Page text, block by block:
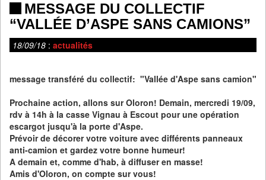
MESSAGE DU COLLECTIF
“VALLÉE D’ASPE SANS CAMIONS”
18/09/18 : actualités
message transféré du collectif: "Vallée d'Aspe sans camion"
Prochaine action, allons sur Oloron! Demain, mercredi 19/09,
rdv à 14h à la casse Vignau à Escout pour une opération
escargot jusqu'à la porte d'Aspe.
Prévoir de décorer votre voiture avec différents panneaux
anti-camion et gardez votre bonne humeur!
A demain et, comme d'hab, à diffuser en masse!
Amis d'Oloron, on compte sur vous!